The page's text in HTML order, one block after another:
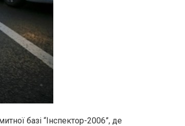
базі “Інспектор-2006”, де